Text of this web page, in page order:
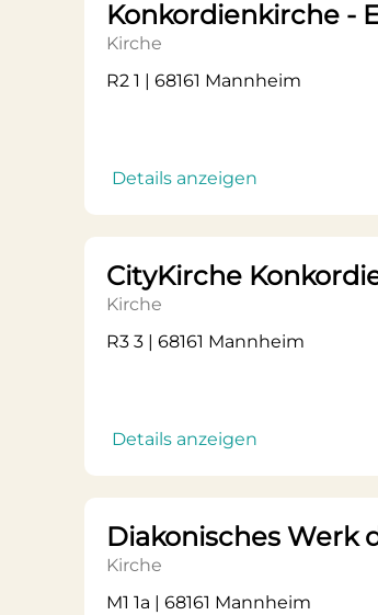
Konkordienkirche -
Kirche
R2 1 | 68161 Mannheim
Details anzeigen
CityKirche
Kirche
R3 3 | 68161 Mannheim
Details anzeigen
Diakonisches Werk
Kirche
M1 1a | 68161 Mannheim